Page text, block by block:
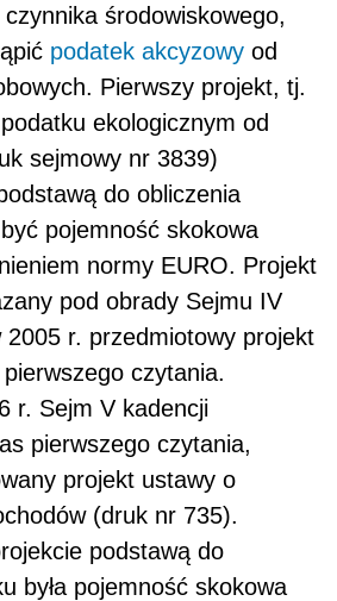
środowiskowego,
podatek akcyzowy od
Pierwszy projekt, tj.
ekologicznym od
sejmowy nr 3839)
do obliczenia
pojemność skokowa
normy EURO. Projekt
pod obrady Sejmu IV
2005 r. przedmiotowy projekt
czytania.
r. Sejm V kadencji
pierwszego czytania,
projekt ustawy o
(druk nr 735).
podstawą do
była pojemność skokowa